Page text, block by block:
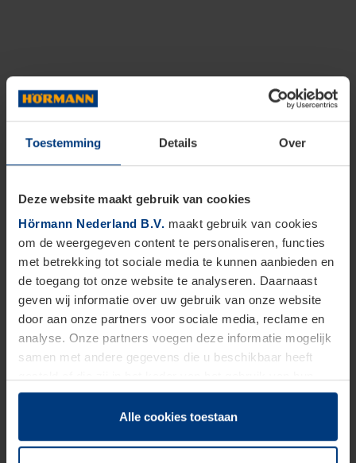
Toestemming Details Over
Deze website maakt gebruik van cookies
Hörmann Nederland B.V. maakt gebruik van cookies
om de weergegeven content te personaliseren, functies
met betrekking tot sociale media te kunnen aanbieden en
de toegang tot onze website te analyseren. Daarnaast
geven wij informatie over uw gebruik van onze website
door aan onze partners voor sociale media, reclame en
analyse. Onze partners voegen deze informatie mogelijk
samen met andere gegevens die u beschikbaar heeft
dienstverlening hebben verzameld.
Juridisch zijn wij gerechtigd om cookies op uw computer
onze pagina's absoluut noodzakelijk is. Voor alle andere
Alle cookies toestaan